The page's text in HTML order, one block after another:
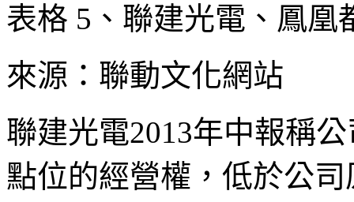
表格 5、聯建光電、鳳凰
來源：聯動文化網站
聯建光電2013年中報稱
點位的經營權，低於公